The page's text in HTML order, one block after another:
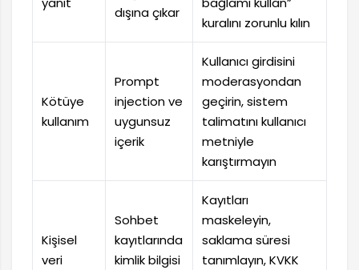
dışına çıkar
kuralını zorunlu kılın
Kötüye
kullanım
Prompt
injection ve
uygunsuz
içerik
Kullanıcı girdisini
moderasyondan
geçirin, sistem
talimatını kullanıcı
metniyle
karıştırmayın
Kişisel
veri
Sohbet
kayıtlarında
kimlik bilgisi
Kayıtları
maskeleyin,
saklama süresi
tanımlayın, KVKK